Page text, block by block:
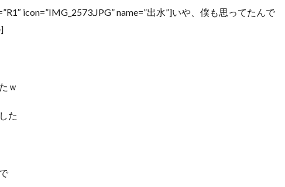
icon=”IMG_2573.JPG” name=”出水”]いや、僕も思ってたんで
ｗ
た